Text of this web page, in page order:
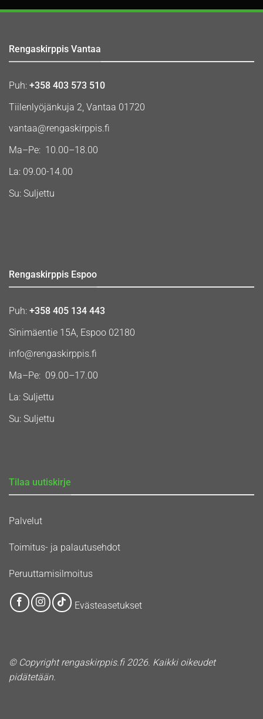
Rengaskirppis Vantaa
Puh: +358 403 573 510
Tiilenlyöjänkuja 2, Vantaa 01720
vantaa@rengaskirppis.fi
Ma–Pe: 10.00–18.00
La: 09.00-14.00
Su: Suljettu
Rengaskirppis Espoo
Puh: +358 405 134 443
Sinimäentie 15A, Espoo 02180
info@rengaskirppis.fi
Ma–Pe: 09.00–17.00
La: Suljettu
Su: Suljettu
Tilaa uutiskirje
Palvelut
Toimitus- ja palautusehdot
Peruuttamisilmoitus
Evästeasetukset
© Copyright rengaskirppis.fi 2026. Kaikki oikeudet
pidätetään.